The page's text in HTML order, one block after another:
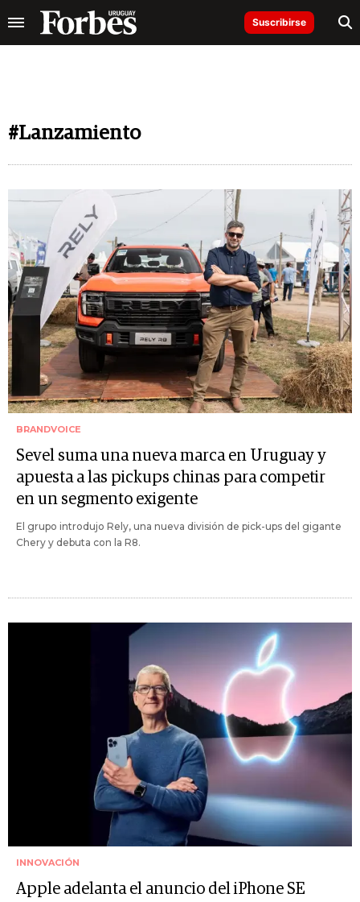
Suscribirse
#Lanzamiento
BRANDVOICE
Sevel suma una nueva marca en Uruguay y
apuesta a las pickups chinas para competir
en un segmento exigente
El grupo introdujo Rely, una nueva división de pick-ups del gigante
Chery y debuta con la R8.
INNOVACIÓN
Apple adelanta el anuncio del iPhone SE